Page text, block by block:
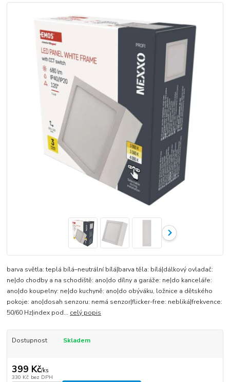
barva světla: teplá bílá–neutrální bílá|barva těla: bílá|dálkový ovladač:
ne|do chodby a na schodiště: ano|do dílny a garáže: ne|do kanceláře:
ano|do koupelny: ne|do kuchyně: ano|do obýváku, ložnice a dětského
pokoje: ano|dosah senzoru: nemá senzor|flicker-free: nebliká|frekvence:
50/60 Hz|index pod... celý popis
Dostupnost Skladem
399 Kč/ks
330 Kč bez DPH